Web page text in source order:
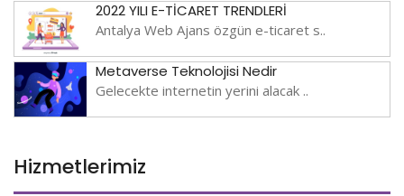
2022 YILI E-TİCARET TRENDLERİ
Antalya Web Ajans özgün e-ticaret s..
Metaverse Teknolojisi Nedir
Gelecekte internetin yerini alacak ..
Hizmetlerimiz